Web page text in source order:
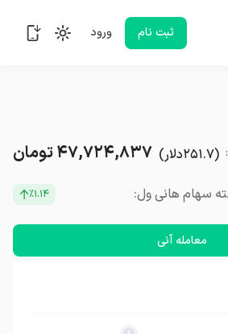
ثبت نام ورود
:
(۲۵۱.۷دلار) ۴۷,۷۲۴,۸۳۷تومان
٪۱.۱۴
معامله آنی